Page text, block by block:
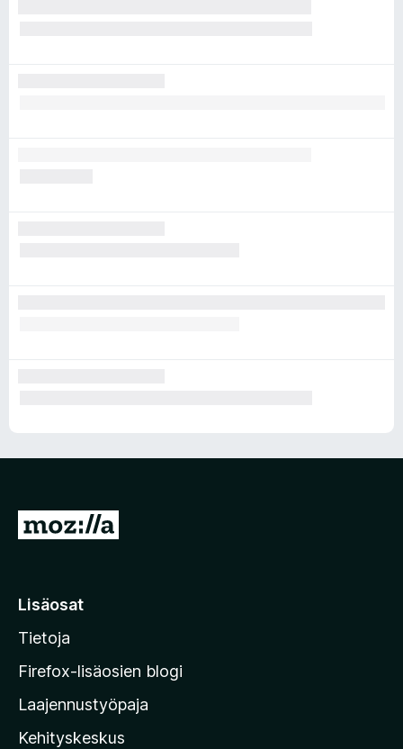
S
r
y
M
z
i
Lisäosat
Tietoja
Firefox-lisäosien blogi
Laajennustyöpaja
Kehityskeskus